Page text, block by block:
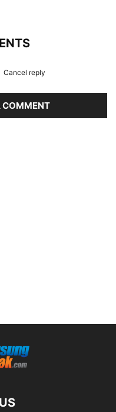
Cancel reply
COMMENT